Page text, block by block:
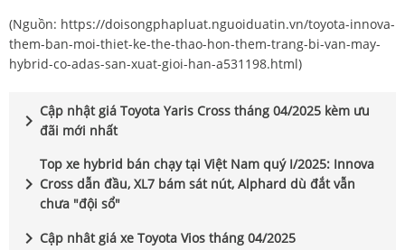
(Nguồn: https://doisongphapluat.nguoiduatin.vn/toyota-innova-
them-ban-moi-thiet-ke-the-thao-hon-them-trang-bi-van-may-
hybrid-co-adas-san-xuat-gioi-han-a531198.html)
chevron_right Cập nhật giá Toyota Yaris Cross tháng 04/2025 kèm ưu
đãi mới nhất
chevron_right
Top xe hybrid bán chạy tại Việt Nam quý I/2025: Innova
Cross dẫn đầu, XL7 bám sát nút, Alphard dù đắt vẫn
chưa "đội sổ"
chevron_right Cập nhât giá xe Toyota Vios tháng 04/2025